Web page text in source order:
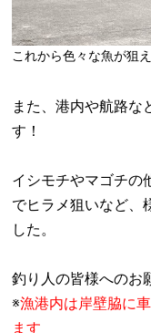
これから色々な魚が狙
また、港内や航路な
す！
イシモチやマゴチの
でヒラメ狙いなど、
した。
釣り人の皆様へのお
※漁港内は岸壁脇に
ます